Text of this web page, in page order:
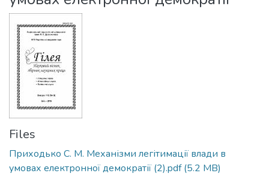
Files
Приходько С. М. Механізми легітимації влади в
умовах електронної демократії (2).pdf(5.2 MB)